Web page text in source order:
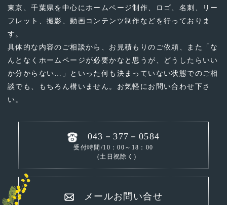
東京、千葉県を中心にホームページ制作、ロゴ、名刺、リー
フレット、撮影、動画コンテンツ制作などを行っておりま
す。
具体的な内容のご相談から、お見積もりのご依頼、
また「な
んとなくホームページが必要かなと思うが、どうしたらいい
か分からない…」といった 何も決まっていない状態でのご相
談でも、もちろん構いません。お気軽にお問い合わせ下さ
い。
043－377－0584
受付時間/10：00～18：00
(土日祝除く)
メールお問い合せ